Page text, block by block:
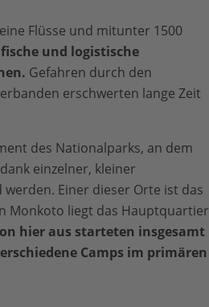
Flüsse und mitunter 1500
und logistische
Gefahren durch den
erschwerten lange Zeit
des Nationalparks, an dem
einzelner, kleiner
Einer dieser Orte ist das
Monkoto liegt das Hauptquartier
hier aus starteten insgesamt
Camps im primären